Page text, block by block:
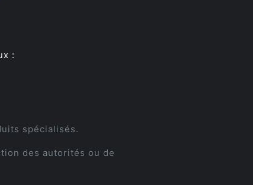
:
spécialisés.
des autorités ou de